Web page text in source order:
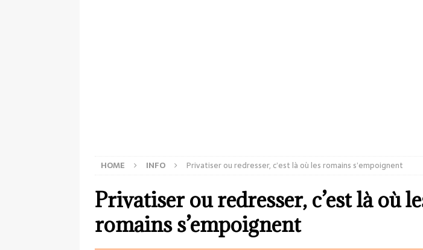
HOME INFO Privatiser ou redresser, c’est là où les romains s’empoignent
Privatiser ou redresser, c’est là où
romains s’empoignent